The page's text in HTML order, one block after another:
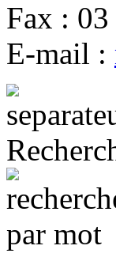
Fax :
E-mail :